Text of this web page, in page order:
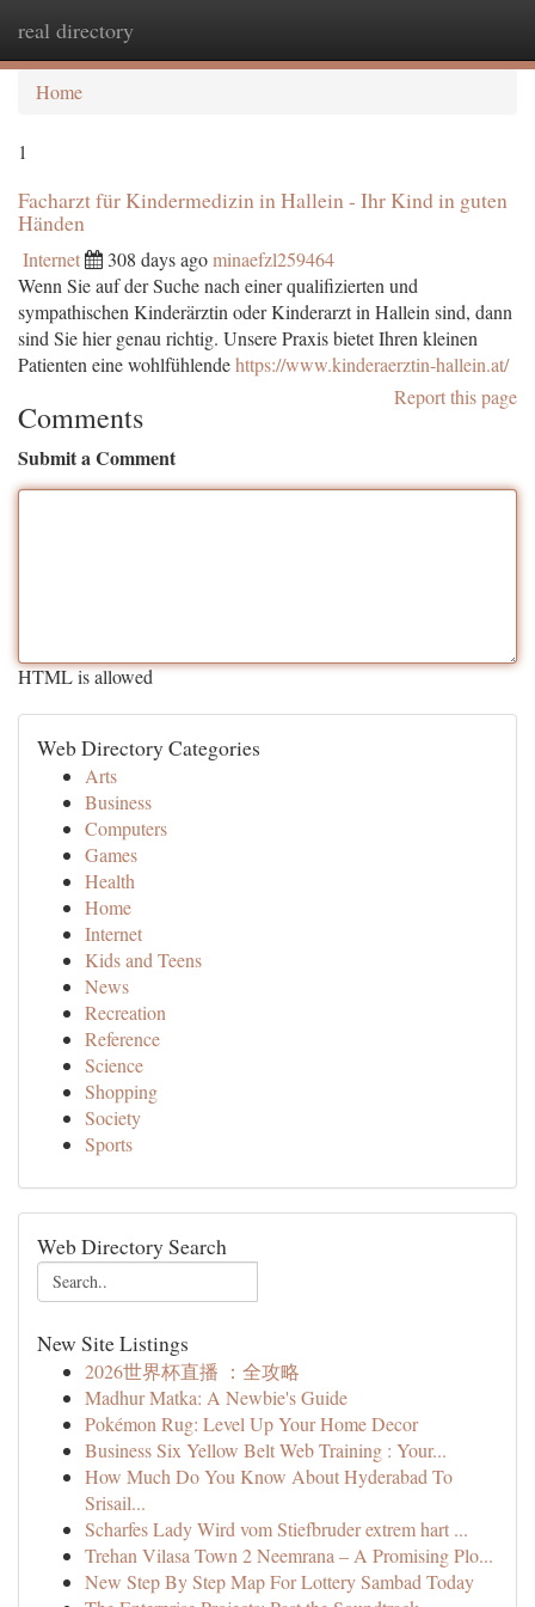
real directory
Home
1
Facharzt für Kindermedizin in Hallein - Ihr Kind in guten
Händen
Internet 308 days agominaefzl259464
Wenn Sie auf der Suche nach einer qualifizierten und
sympathischen Kinderärztin oder Kinderarzt in Hallein sind, dann
sind Sie hier genau richtig. Unsere Praxis bietet Ihren kleinen
Patienten eine wohlfühlendehttps://www.kinderaerztin-hallein.at/
Report this page
Comments
Submit a Comment
HTML is allowed
Web Directory Categories
Arts
Business
Computers
Games
Health
Home
Internet
Kids and Teens
News
Recreation
Reference
Science
Shopping
Society
Sports
Web Directory Search
New Site Listings
2026世界杯直播 ：全攻略
Madhur Matka: A Newbie's Guide
Pokémon Rug: Level Up Your Home Decor
Business Six Yellow Belt Web Training : Your...
How Much Do You Know About Hyderabad To
Srisail...
Scharfes Lady Wird vom Stiefbruder extrem hart ...
Trehan Vilasa Town 2 Neemrana – A Promising Plo...
New Step By Step Map For Lottery Sambad Today